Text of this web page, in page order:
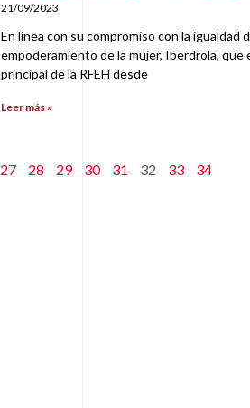
21/09/2023
En línea con su compromiso con la igualdad
empoderamiento de la mujer, Iberdrola, que
principal de la RFEH desde
Leer más »
27 28 29 30 31 32 33 34